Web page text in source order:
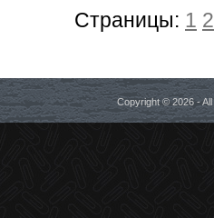
Страницы: 1 2
Copyright © 2026 -